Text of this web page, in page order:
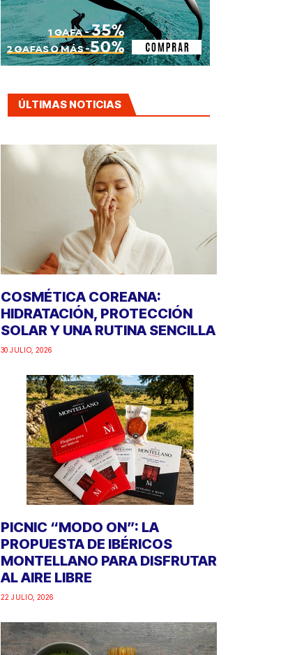
ÚLTIMAS NOTICIAS
COSMÉTICA COREANA:
HIDRATACIÓN, PROTECCIÓN
SOLAR Y UNA RUTINA SENCILLA
30 JULIO, 2026
PICNIC “MODO ON”: LA
PROPUESTA DE IBÉRICOS
MONTELLANO PARA DISFRUTAR
AL AIRE LIBRE
22 JULIO, 2026